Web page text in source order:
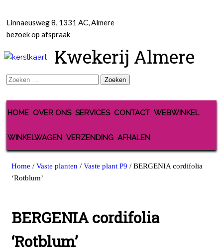
Linnaeusweg 8, 1331 AC, Almere
bezoek op afspraak
Kwekerij Almere
Zoeken
HOME OVER ONS SERVICES CONTACT WEBWINKEL
WINKELWAGEN VERZENDING AFHALEN
Home / Vaste planten / Vaste plant P9 / BERGENIA cordifolia
‘Rotblum’
BERGENIA cordifolia
‘Rotblum’